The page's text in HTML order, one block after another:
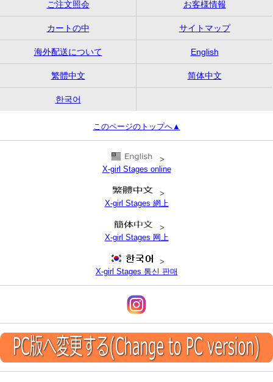
ご注文照会 お客様情報
カートの中 サイトマップ
海外配送について English
繁體中文 简体中文
한국어
このページのトップへ▲
>
X-girl Stages online
>
X-girl Stages 網上
>
X-girl Stages 网上
>
X-girl Stages 통신 판매